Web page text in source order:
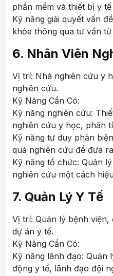
phần mềm và thiết bị y
Kỹ năng giải quyết vấn
khỏe thông qua tư vấn từ
6. Nhân Viên
Vị trí: Nhà nghiên cứu y
nghiên cứu.
Kỹ Năng Cần Có:
Kỹ năng nghiên cứu:
nghiên cứu y học, phân
Kỹ năng tư duy phản
quả nghiên cứu để đưa
Kỹ năng tổ chức: Quản
nghiên cứu một cách
7. Quản Lý Y Tế
Vị trí: Quản lý bệnh
dự án y tế.
Kỹ Năng Cần Có:
Kỹ năng lãnh đạo: Quản
động y tế, lãnh đạo đội